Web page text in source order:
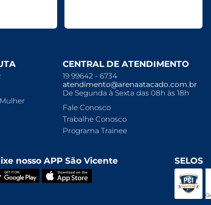
CENTRAL DE ATENDIMENTO
19 99642 - 6734
atendimento@arenaatacado.com.br
De Segunda à Sexta das 08h às 18h
Fale Conosco
Trabalhe Conosco
Programa Trainee
nosso APP São Vicente SELOS